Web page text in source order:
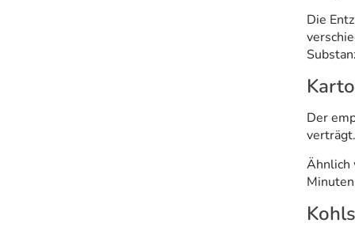
Die
Der
Ähnlich